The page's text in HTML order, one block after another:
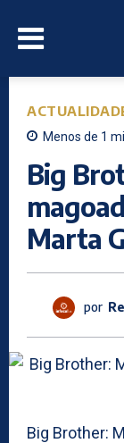
Menos de 1
Big
Marta
por
Big Brother: